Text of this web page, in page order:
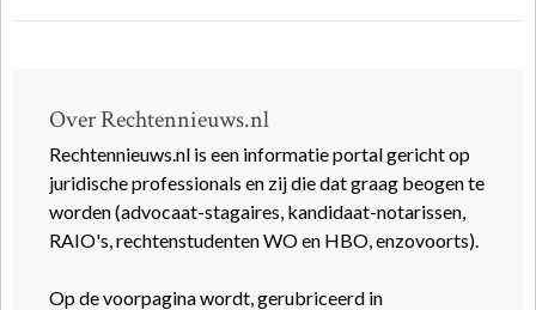
Over Rechtennieuws.nl
Rechtennieuws.nl is een informatie portal gericht op
juridische professionals en zij die dat graag beogen te
worden (advocaat-stagaires, kandidaat-notarissen,
RAIO's, rechtenstudenten WO en HBO, enzovoorts).
Op de voorpagina wordt, gerubriceerd in